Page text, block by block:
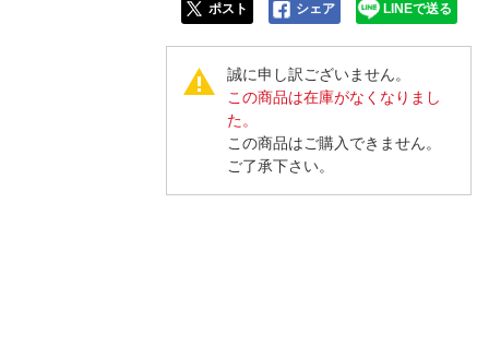
ポスト シェア LINEで送る
誠に申し訳ございません。
この商品は在庫がなくなりまし
た。
この商品はご購入できません。
ご了承下さい。